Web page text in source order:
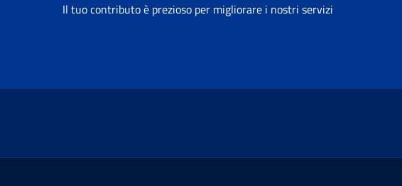
Il tuo contributo è prezioso per migliorare i nostri servizi